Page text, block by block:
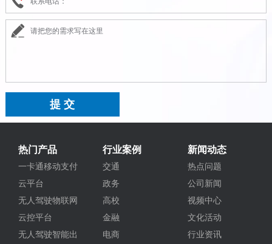
热门产品
一卡通移动支付
云平台
无人驾驶物联网
云控平台
无人驾驶智能出
行业案例
交通
政务
高校
金融
电商
新闻动态
热点问题
公司新闻
视频中心
文化活动
行业资讯